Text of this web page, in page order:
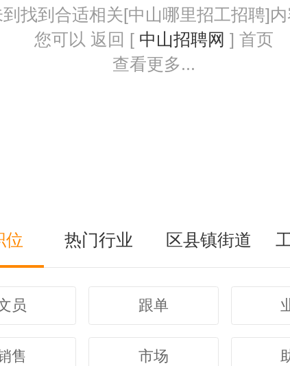
找到合适相关[中山哪里招工招聘]内
您可以 返回 [ 中山招聘网 ] 首页
查看更多...
位 热门行业 区县镇街道
员 跟单
售 市场